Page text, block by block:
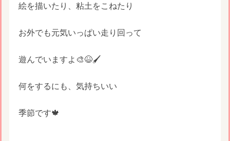
絵を描いたり、粘土をこねたり
お外でも元気いっぱい走り回って
遊んでいますよ🎨😆🖌️
何をするにも、気持ちいい
季節です🍁